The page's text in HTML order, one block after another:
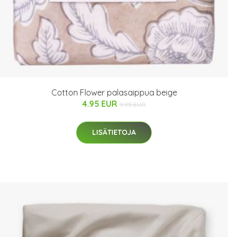
Cotton Flower palasaippua beige
4.95 EUR 9.95 EUR
LISÄTIETOJA